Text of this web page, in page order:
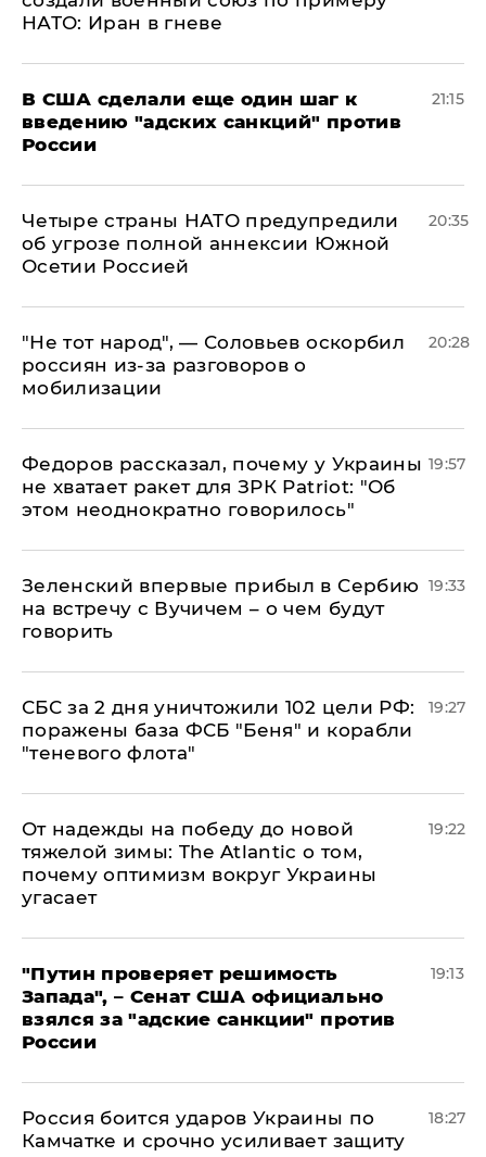
НАТО: Иран в гневе
В США сделали еще один шаг к
введению "адских санкций" против
России
21:15
Четыре страны НАТО предупредили
об угрозе полной аннексии Южной
Осетии Россией
20:35
​"Не тот народ", — Соловьев оскорбил
россиян из-за разговоров о
мобилизации
20:28
Федоров рассказал, почему у Украины
не хватает ракет для ЗРК Patriot: "Об
этом неоднократно говорилось"
19:57
Зеленский впервые прибыл в Сербию
на встречу с Вучичем – о чем будут
говорить
19:33
СБС за 2 дня уничтожили 102 цели РФ:
поражены база ФСБ "Беня" и корабли
"теневого флота"
19:27
От надежды на победу до новой
тяжелой зимы: The Atlantic о том,
почему оптимизм вокруг Украины
угасает
19:22
"Путин проверяет решимость
Запада", – Сенат США официально
взялся за "адские санкции" против
России
19:13
Россия боится ударов Украины по
Камчатке и срочно усиливает защиту
18:27